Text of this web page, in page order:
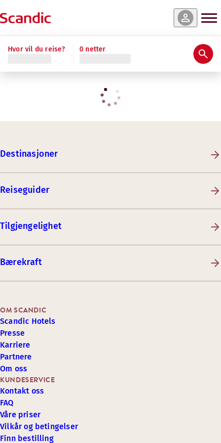
Hvor vil du reise? 0 netter
Destinasjoner
Reiseguider
Tilgjengelighet
Bærekraft
KUNDESERVICE
Kontakt oss
FAQ
Våre priser
Vilkår og betingelser
Finn bestilling
OM SCANDIC
Scandic Hotels
Presse
Karriere
Partnere
Om oss